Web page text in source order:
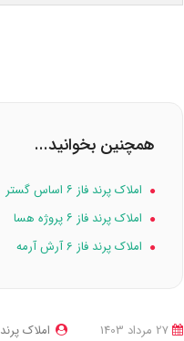
همچنین بخوانید...
املاک پرند فاز ۶ اساس گستر
املاک پرند فاز ۶ پروژه هسا
املاک پرند فاز 6 آرش آرمه
املاک پرند